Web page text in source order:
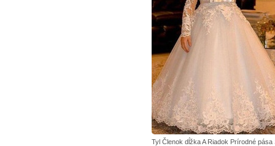
Tyl Členok dĺžka A Riadok Prírodné pása